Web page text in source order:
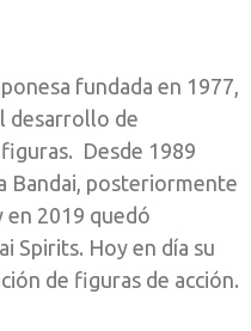
fundada en 1977,
desarrollo de
Desde 1989
Bandai, posteriormente
en 2019 quedó
Spirits. Hoy en día su
de figuras de acción.